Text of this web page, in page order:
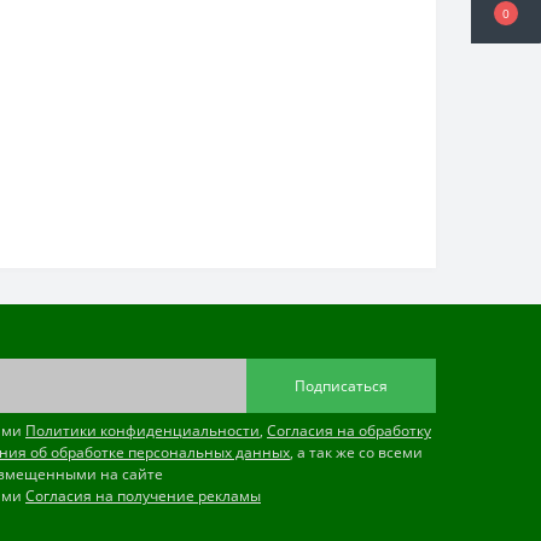
0
Подписаться
Политики конфиденциальности, Согласия на обработку
об обработке персональных данных, а так же со всеми
на сайте
Согласия на получение рекламы